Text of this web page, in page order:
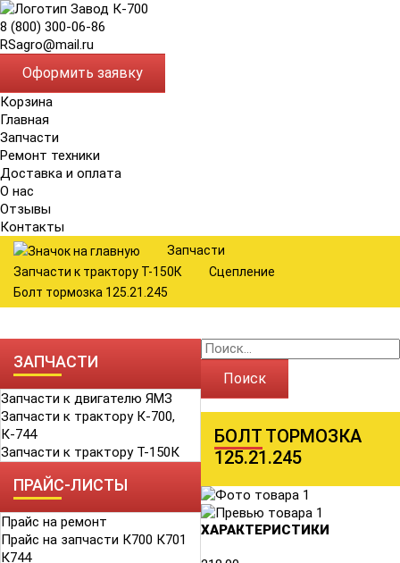
8 (800) 300-06-86
RSagro@mail.ru
Оформить заявку
Корзина
Главная
Запчасти
Ремонт техники
Доставка и оплата
О нас
Отзывы
Контакты
Запчасти
Запчасти к трактору Т-150К
Сцепление
Болт тормозка 125.21.245
ЗАПЧАСТИ
Запчасти к двигателю ЯМЗ
Запчасти к трактору К-700,
К-744
Запчасти к трактору Т-150К
ПРАЙС-ЛИСТЫ
Прайс на ремонт
Прайс на запчасти К700 К701
К744
Поиск
БОЛТ ТОРМОЗКА
125.21.245
ХАРАКТЕРИСТИКИ